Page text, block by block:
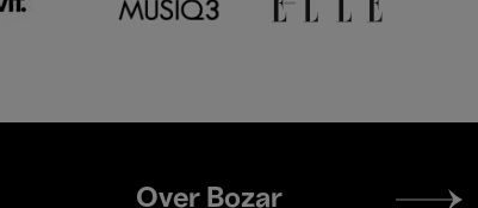
Footer
Over Bozar